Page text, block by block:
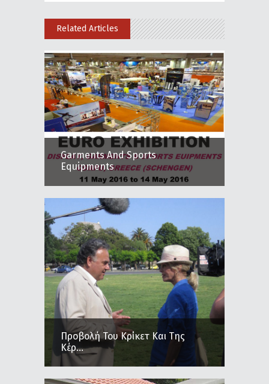
Related Articles
Garments And Sports
Equipments
Προβολή Του Κρίκετ Και Της
Κέρ...